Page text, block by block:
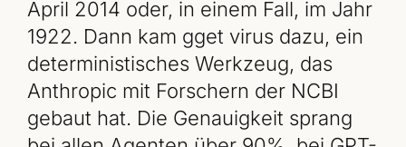
April 2014 oder, in einem Fall, im Jahr
1922. Dann kam gget virus dazu, ein
deterministisches Werkzeug, das
Anthropic mit Forschern der NCBI
gebaut hat. Die Genauigkeit sprang